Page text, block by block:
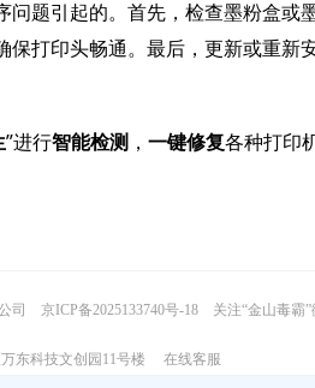
问题引起的。首先，检查墨粉盒或
保打印头畅通。最后，更新或重新
”进行智能检测 ， 一键修复各种打印
司 京ICP备2025133740号-18 关注“金山毒霸
东科技文创园11号楼 在线客服